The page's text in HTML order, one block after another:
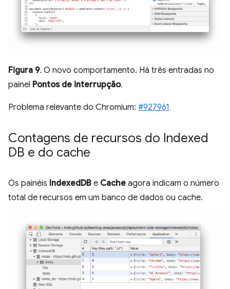
Figura 9. O novo comportamento. Há três entradas no
painel Pontos de interrupção.
Problema relevante do Chromium: #927961
Contagens de recursos do Indexed
DB e do cache
Os painéis IndexedDB e Cache agora indicam o número
total de recursos em um banco de dados ou cache.